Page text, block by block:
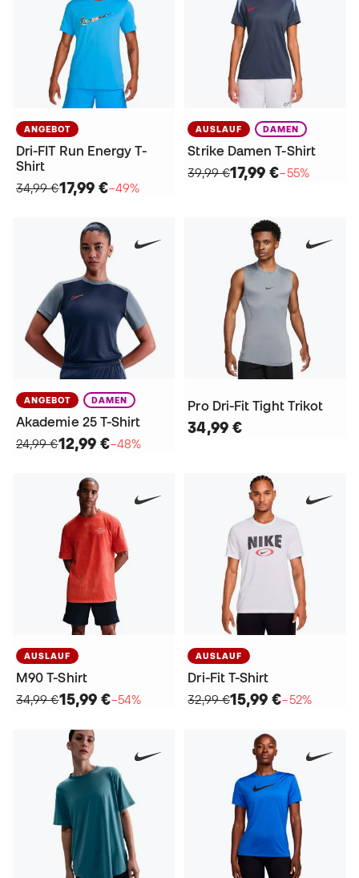
ANGEBOT
Dri-FIT Run Energy T-
Shirt
34,99 €17,99 €−49%
AUSLAUF DAMEN
Strike Damen T-Shirt
39,99 €17,99 €−55%
ANGEBOT DAMEN
Akademie 25 T-Shirt
24,99 €12,99 €−48%
Pro Dri-Fit Tight Trikot
34,99 €
AUSLAUF
M90 T-Shirt
34,99 €15,99 €−54%
AUSLAUF
Dri-Fit T-Shirt
32,99 €15,99 €−52%